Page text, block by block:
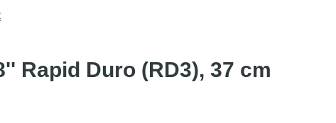
Rapid Duro (RD3), 37 cm